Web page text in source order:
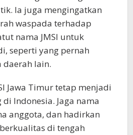
Ia juga mengingatkan
waspada terhadap
nama JMSI untuk
seperti yang pernah
lain.
Jawa Timur tetap menjadi
Indonesia. Jaga nama
anggota, dan hadirkan
di tengah